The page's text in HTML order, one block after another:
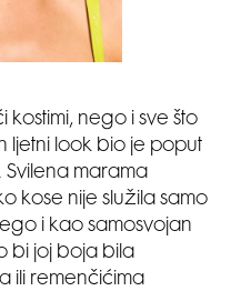
kostimi, nego i sve što
ljetni look bio je poput
Svilena marama
kose nije služila samo
i kao samosvojan
bi joj boja bila
ili remenčićima